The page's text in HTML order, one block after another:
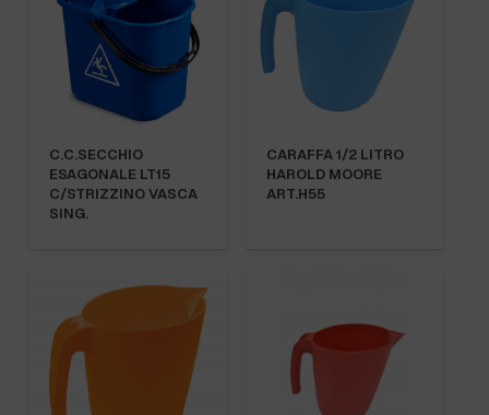
C.C.SECCHIO
ESAGONALE LT15
C/STRIZZINO VASCA
SING.
CARAFFA 1/2 LITRO
HAROLD MOORE
ART.H55